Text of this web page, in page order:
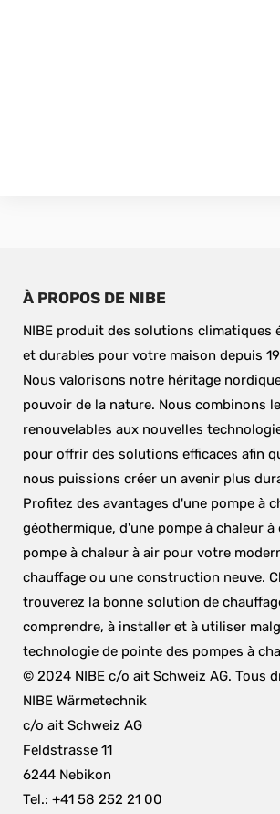
À PROPOS DE NIBE
NIBE produit des solutions climatiques
et durables pour votre maison depuis
Nous valorisons notre héritage
pouvoir de la nature. Nous combinons
renouvelables aux nouvelles
pour offrir des solutions efficaces afin
nous puissions créer un avenir plus
Profitez des avantages d'une pompe à
géothermique, d'une pompe à chaleur à
pompe à chaleur à air pour votre
chauffage ou une construction neuve.
trouverez la bonne solution de
comprendre, à installer et à utiliser
technologie de pointe des pompes à
© 2024 NIBE c/o ait Schweiz AG. Tous
NIBE Wärmetechnik
c/o ait Schweiz AG
Feldstrasse 11
6244 Nebikon
Tel.: +41 58 252 21 00